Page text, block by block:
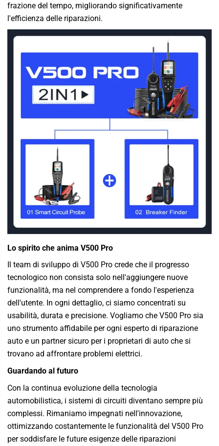
frazione del tempo, migliorando significativamente
l'efficienza delle riparazioni.
Lo spirito che anima V500 Pro
Il team di sviluppo di V500 Pro crede che il progresso
tecnologico non consista solo nell'aggiungere nuove
funzionalità, ma nel comprendere a fondo l'esperienza
dell'utente. In ogni dettaglio, ci siamo concentrati su
usabilità, durata e precisione. Vogliamo che V500 Pro sia
uno strumento affidabile per ogni esperto di riparazione
auto e un partner sicuro per i proprietari di auto che si
trovano ad affrontare problemi elettrici.
Guardando al futuro
Con la continua evoluzione della tecnologia
automobilistica, i sistemi di circuiti diventano sempre più
complessi. Rimaniamo impegnati nell'innovazione,
ottimizzando costantemente le funzionalità del V500 Pro
per soddisfare le future esigenze delle riparazioni